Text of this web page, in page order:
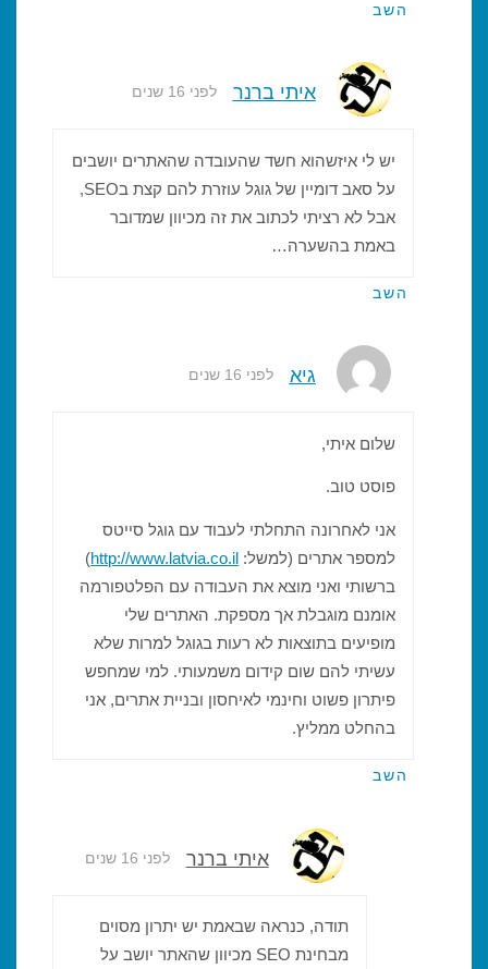
השב
איתי ברנר לפני 16 שנים
יש לי איזשהוא חשד שהעובדה שהאתרים יושבים
על סאב דומיין של גוגל עוזרת להם קצת בSEO,
אבל לא רציתי לכתוב את זה מכיוון שמדובר
באמת בהשערה…
השב
גיא לפני 16 שנים
שלום איתי,
פוסט טוב.
אני לאחרונה התחלתי לעבוד עם גוגל סייטס
למספר אתרים (למשל: http://www.latvia.co.il
)
ברשותי ואני מוצא את העבודה עם הפלטפורמה
אומנם מוגבלת אך מספקת. האתרים שלי
מופיעים בתוצאות לא רעות בגוגל למרות שלא
עשיתי להם שום קידום משמעותי. למי שמחפש
פיתרון פשוט וחינמי לאיחסון ובניית אתרים, אני
בהחלט ממליץ.
השב
איתי ברנר לפני 16 שנים
תודה, כנראה שבאמת יש יתרון מסוים
מבחינת SEO מכיוון שהאתר יושב על